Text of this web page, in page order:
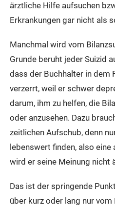
ärztliche Hilfe aufsuchen
Erkrankungen gar nicht als
Manchmal wird vom
Grunde beruht jeder Suizid
dass der Buchhalter in dem
verzerrt, weil er schwer
darum, ihm zu helfen, die
oder anzusehen. Dazu
zeitlichen Aufschub, denn
lebenswert finden, also
wird er seine Meinung nicht
Das ist der springende
über kurz oder lang nur